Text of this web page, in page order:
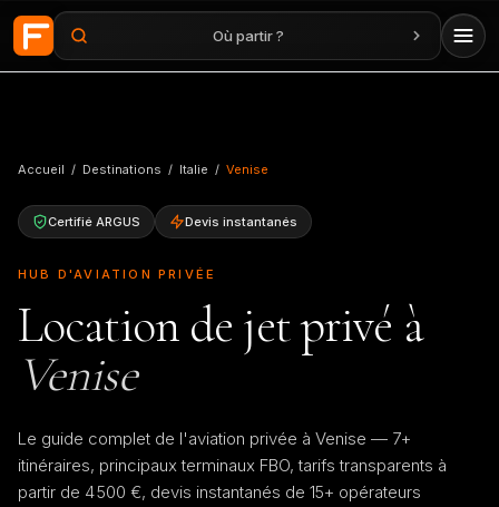
Aller au contenu principalOù partir ?
Accueil / Destinations / Italie / Venise
Certifié ARGUS Devis instantanés
HUB D'AVIATION PRIVÉE
Location de jet privé à
Venise
Le guide complet de l'aviation privée à Venise — 7+
itinéraires, principaux terminaux FBO, tarifs transparents à
partir de 4 500 €, devis instantanés de 15+ opérateurs